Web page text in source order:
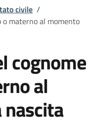
civile /
materno al momento
cognome
al